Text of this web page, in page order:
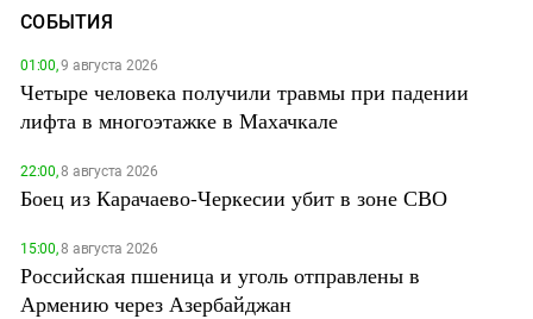
СОБЫТИЯ
01:00,9 августа 2026
Четыре человека получили травмы при падении
лифта в многоэтажке в Махачкале
22:00,8 августа 2026
Боец из Карачаево-Черкесии убит в зоне СВО
15:00,8 августа 2026
Российская пшеница и уголь отправлены в
Армению через Азербайджан